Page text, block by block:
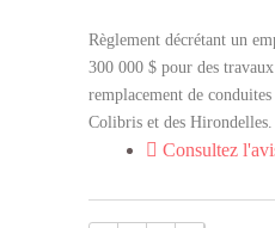
Règlement décrétant un
300 000 $ pour des
remplacement de conduites
Colibris et des Hirondelles.
Consultez